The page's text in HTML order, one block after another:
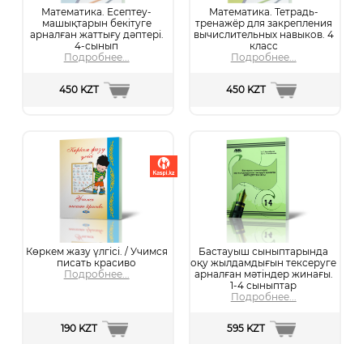
Математика. Есептеу-
машықтарын бекітуге
арналған жаттығу дәптері.
4-сынып
Подробнее...
450 KZT
Математика. Тетрадь-
тренажёр для закрепления
вычислительных навыков. 4
класс
Подробнее...
450 KZT
Көркем жазу үлгісі. / Учимся
писать красиво
Подробнее...
190 KZT
Бастауыш сыныптарында
оқу жылдамдығын тексеруге
арналған мәтіндер жинағы.
1-4 сыныптар
Подробнее...
595 KZT